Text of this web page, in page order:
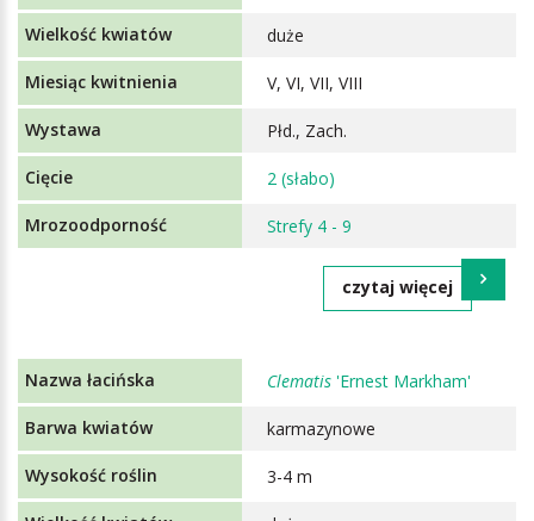
duże
V, VI, VII, VIII
Płd., Zach.
2 (słabo)
Strefy 4 - 9
czytaj więcej
Clematis 'Ernest Markham'
karmazynowe
3-4 m